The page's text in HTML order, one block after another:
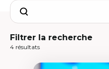
Search
Filtrer la recherche
4 résultats